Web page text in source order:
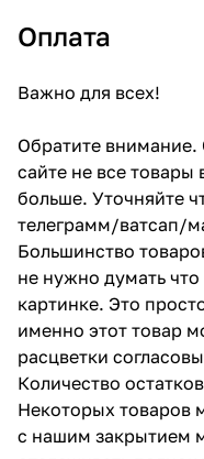
Оплата
Важно для всех!
Обратите внимание.
сайте не все товары
больше. Уточняйте
телеграмм/ватсап/
Большинство
не нужно думать
картинке. Это
именно этот товар
расцветки
Количество
Некоторых товаров
с нашим закрытием